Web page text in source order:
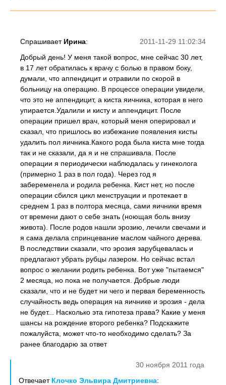
2011-11-29 11:02:34
Спрашивает Ирина:
Добрый день! У меня такой вопрос, мне сейчас 30 лет,
в 17 лет обратилась к врачу с болью в правом боку,
думали, что аппендицит и отравили по скорой в
больницу на операцию. В процессе операции увидели,
что это не аппендицит, а киста яичника, которая в него
упирается.Удалили и кисту и аппендицит. После
операции пришел врач, который меня оперировал и
сказал, что пришлось во избежание появления кисты
удалить пол яичника.Какого рода была киста мне тогда
так и не сказали, да я и не спрашивала. После
операции я периодически наблюдалась у гинеколога
(примерно 1 раз в пол года). Через год я
забеременела и родила ребенка. Кист нет, но после
операции сбился цикл менструации и протекает в
среднем 1 раз в полтора месяца, сами яичники время
от времени дают о себе знать (ноющая боль внизу
живота). После родов нашли эрозию, лечили свечами и
я сама делала спринцевание маслом чайного дерева.
В последствии сказали, что эрозия зарубцевалась и
предлагают убрать рубцы лазером. Но сейчас встал
вопрос о желании родить ребенка. Вот уже "пытаемся"
2 месяца, но пока не получается. Добрые люди
сказали, что и не будет ни чего и первая беременность
случайность ведь операция на яичнике и эрозия - дела
не будет... Насколько эта гипотеза права? Какие у меня
шансы на рождение второго ребенка? Подскажите
пожалуйста, может что-то необходимо сделать? За
ранее благодарю за ответ
30 ноября 2011 года
Отвечает Клочко Эльвира Дмитриевна: